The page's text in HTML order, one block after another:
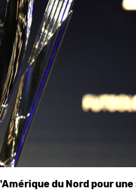
du Nord pour une